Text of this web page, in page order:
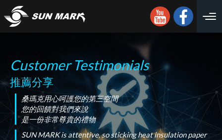
Customer Testimonials
推薦分享
桑瑪克用心呵護您的第三空間
您的回饋對我們來說
是一份非常尊貴的禮物
SUN MARK is attentive, so sticking heat insulation paper